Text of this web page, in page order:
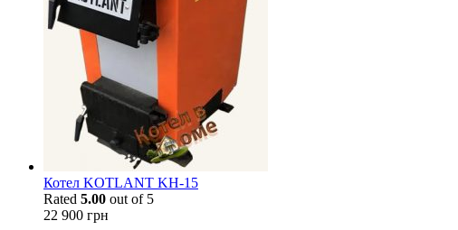
Котел KOTLANT KH-15
Rated 5.00 out of 5
22 900 грн